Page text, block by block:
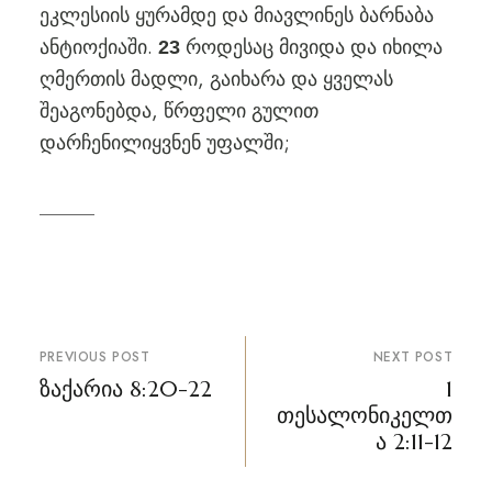
ეკლესიის ყურამდე და მიავლინეს ბარნაბა
ანტიოქიაში. 23 როდესაც მივიდა და იხილა
ღმერთის მადლი, გაიხარა და ყველას
შეაგონებდა, წრფელი გულით
დარჩენილიყვნენ უფალში;
პოსტის
ნავიგაცია
PREVIOUS POST
ზაქარია 8:20-22
NEXT POST
1
თესალონიკელთ
ა 2:11-12